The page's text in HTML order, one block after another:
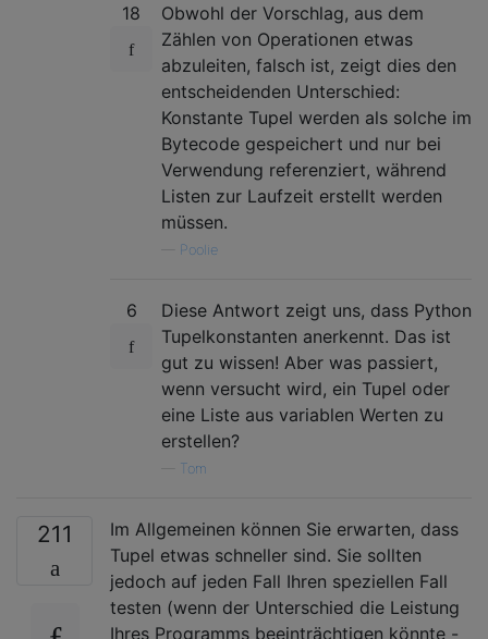
18
Obwohl der Vorschlag, aus dem
Zählen von Operationen etwas
abzuleiten, falsch ist, zeigt dies den
entscheidenden Unterschied:
Konstante Tupel werden als solche im
Bytecode gespeichert und nur bei
Verwendung referenziert, während
Listen zur Laufzeit erstellt werden
müssen.
Poolie
6
Diese Antwort zeigt uns, dass Python
Tupelkonstanten anerkennt. Das ist
gut zu wissen! Aber was passiert,
wenn versucht wird, ein Tupel oder
eine Liste aus variablen Werten zu
erstellen?
Tom
211
Im Allgemeinen können Sie erwarten, dass
Tupel etwas schneller sind. Sie sollten
jedoch auf jeden Fall Ihren speziellen Fall
testen (wenn der Unterschied die Leistung
Ihres Programms beeinträchtigen könnte -